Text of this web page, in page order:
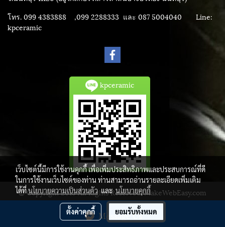
Message Us
โทร. 099 4383888 ,099 2288333 และ 087 5004040 Line:
kpceramic
kpceramic
© Copyright 2015 All Rights Reserved. MakeWebEasy.com
ผู้เข้าชมวันนี้ 6,734
เว็บไซต์นี้มีการใช้งานคุกกี้ เพื่อเพิ่มประสิทธิภาพและประสบการณ์ที่ดี
ในการใช้งานเว็บไซต์ของท่าน ท่านสามารถอ่านรายละเอียดเพิ่มเติม
ได้ที่นโยบายความเป็นส่วนตัวและนโยบายคุกกี้
ตั้งค่าคุกกี้ ยอมรับทั้งหมด